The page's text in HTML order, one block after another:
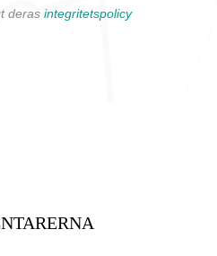
deras integritetspolicy